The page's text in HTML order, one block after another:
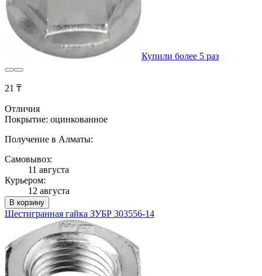
Купили более 5 раз
21 ₸
Отличия
Покрытие: оцинкованное
Получение в Алматы:
Самовывоз:
11 августа
Курьером:
12 августа
В корзину
Шестигранная гайка ЗУБР 303556-14